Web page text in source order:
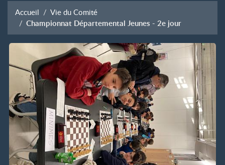
Accueil Vie du Comité
Championnat Départemental Jeunes - 2e jour